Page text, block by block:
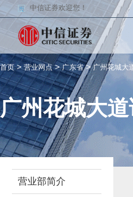
中信证券欢迎您！
首页>营业网点>广东省>广州花城大
广州花城大
营业部简介